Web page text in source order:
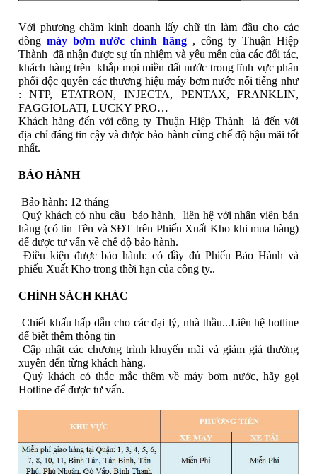
Với phương châm kinh doanh lấy chữ tín làm đầu cho các
dòng máy bơm nước chính hãng , công ty Thuận Hiệp
Thành đã nhận được sự tín nhiệm và yêu mến của các đối tác,
khách hàng trên khắp mọi miền đất nước trong lĩnh vực phân
phối độc quyền các thương hiệu máy bơm nước nổi tiếng như
: NTP, ETATRON, INJECTA, PENTAX, FRANKLIN,
FAGGIOLATI, LUCKY PRO…
Khách hàng đến với công ty Thuận Hiệp Thành là đến với
địa chỉ đáng tin cậy và được bảo hành cùng chế độ hậu mãi tốt
nhất.
BẢO HÀNH
Bảo hành: 12 tháng
Quý khách có nhu cầu bảo hành, liên hệ với nhân viên bán
hàng (có tin Tên và SĐT trên Phiếu Xuất Kho khi mua hàng)
để được tư vấn về chế độ bảo hành.
Điều kiện được bảo hành: có đầy đủ Phiếu Bảo Hành và
phiếu Xuất Kho trong thời hạn của công ty..
CHÍNH SÁCH KHÁC
Chiết khấu hấp dẫn cho các đại lý, nhà thầu...Liên hệ hotline
để biết thêm thông tin
Cập nhật các chương trình khuyến mãi và giảm giá thường
xuyên đến từng khách hàng.
Quý khách có thắc mắc thêm về máy bơm nước, hãy gọi
Hotline để được tư vấn.